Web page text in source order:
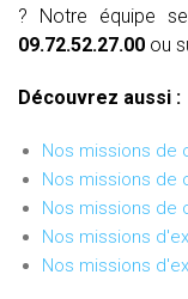
? Notre équipe
09.72.52.27.00 ou
Découvrez aussi :
Nos missions de
Nos missions de
Nos missions de
Nos missions
Nos missions